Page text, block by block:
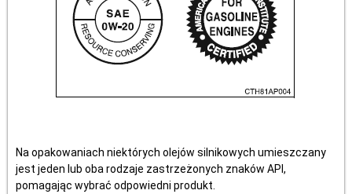
Na opakowaniach niektórych olejów silnikowych umieszczany
jest jeden lub oba rodzaje zastrzeżonych znaków API,
pomagając wybrać odpowiedni produkt.